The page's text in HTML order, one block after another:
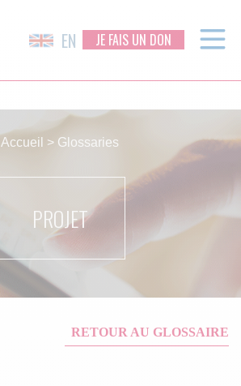
EN JE FAIS UN DON
Accueil > Glossaries
PROJET
RETOUR AU GLOSSAIRE